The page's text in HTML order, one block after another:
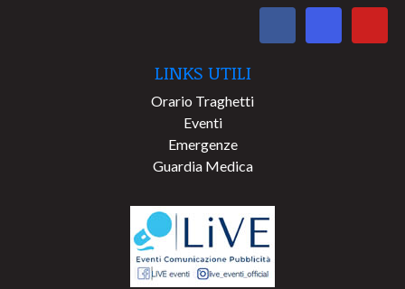
LINKS UTILI
Orario Traghetti
Eventi
Emergenze
Guardia Medica